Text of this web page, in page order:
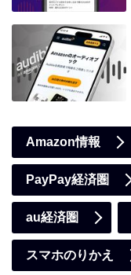
Amazon情報
PayPay経済圏
au経済圏
スマホのりかえ